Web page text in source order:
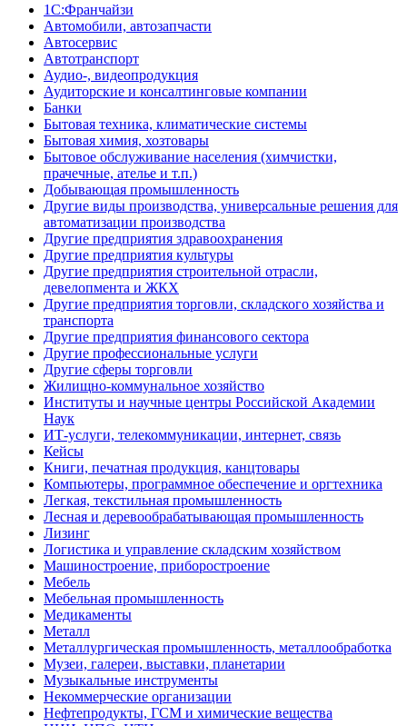
1С:Франчайзи
Автомобили, автозапчасти
Автосервис
Автотранспорт
Аудио-, видеопродукция
Аудиторские и консалтинговые компании
Банки
Бытовая техника, климатические системы
Бытовая химия, хозтовары
Бытовое обслуживание населения (химчистки,
прачечные, ателье и т.п.)
Добывающая промышленность
Другие виды производства, универсальные решения для
автоматизации производства
Другие предприятия здравоохранения
Другие предприятия культуры
Другие предприятия строительной отрасли,
девелопмента и ЖКХ
Другие предприятия торговли, складского хозяйства и
транспорта
Другие предприятия финансового сектора
Другие профессиональные услуги
Другие сферы торговли
Жилищно-коммунальное хозяйство
Институты и научные центры Российской Академии
Наук
ИТ-услуги, телекоммуникации, интернет, связь
Кейсы
Книги, печатная продукция, канцтовары
Компьютеры, программное обеспечение и оргтехника
Легкая, текстильная промышленность
Лесная и деревообрабатывающая промышленность
Лизинг
Логистика и управление складским хозяйством
Машиностроение, приборостроение
Мебель
Мебельная промышленность
Медикаменты
Металл
Металлургическая промышленность, металлообработка
Музеи, галереи, выставки, планетарии
Музыкальные инструменты
Некоммерческие организации
Нефтепродукты, ГСМ и химические вещества